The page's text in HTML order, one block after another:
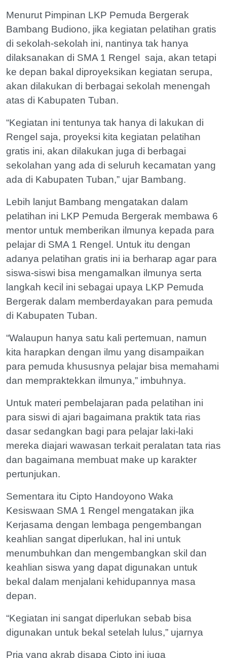
Menurut Pimpinan LKP Pemuda Bergerak
Bambang Budiono, jika kegiatan pelatihan gratis
di sekolah-sekolah ini, nantinya tak hanya
dilaksanakan di SMA 1 Rengel saja, akan tetapi
ke depan bakal diproyeksikan kegiatan serupa,
akan dilakukan di berbagai sekolah menengah
atas di Kabupaten Tuban.
“Kegiatan ini tentunya tak hanya di lakukan di
Rengel saja, proyeksi kita kegiatan pelatihan
gratis ini, akan dilakukan juga di berbagai
sekolahan yang ada di seluruh kecamatan yang
ada di Kabupaten Tuban,” ujar Bambang.
Lebih lanjut Bambang mengatakan dalam
pelatihan ini LKP Pemuda Bergerak membawa 6
mentor untuk memberikan ilmunya kepada para
pelajar di SMA 1 Rengel. Untuk itu dengan
adanya pelatihan gratis ini ia berharap agar para
siswa-siswi bisa mengamalkan ilmunya serta
langkah kecil ini sebagai upaya LKP Pemuda
Bergerak dalam memberdayakan para pemuda
di Kabupaten Tuban.
“Walaupun hanya satu kali pertemuan, namun
kita harapkan dengan ilmu yang disampaikan
para pemuda khususnya pelajar bisa memahami
dan mempraktekkan ilmunya,” imbuhnya.
Untuk materi pembelajaran pada pelatihan ini
para siswi di ajari bagaimana praktik tata rias
dasar sedangkan bagi para pelajar laki-laki
mereka diajari wawasan terkait peralatan tata rias
dan bagaimana membuat make up karakter
pertunjukan.
Sementara itu Cipto Handoyono Waka
Kesiswaan SMA 1 Rengel mengatakan jika
Kerjasama dengan lembaga pengembangan
keahlian sangat diperlukan, hal ini untuk
menumbuhkan dan mengembangkan skil dan
keahlian siswa yang dapat digunakan untuk
bekal dalam menjalani kehidupannya masa
depan.
“Kegiatan ini sangat diperlukan sebab bisa
digunakan untuk bekal setelah lulus,” ujarnya
Pria yang akrab disapa Cipto ini juga